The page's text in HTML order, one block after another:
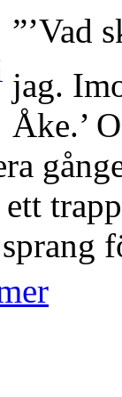
jag.
Åke.’